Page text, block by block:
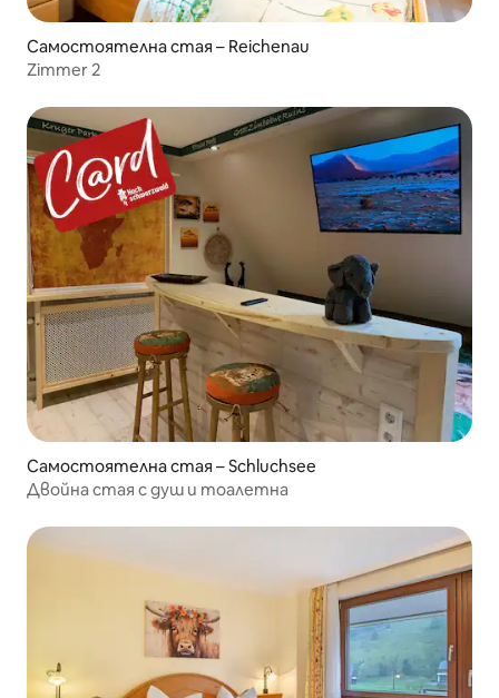
Самостоятелна стая – Reichenau
Zimmer 2
Самостоятелна стая – Schluchsee
Двойна стая с душ и тоалетна